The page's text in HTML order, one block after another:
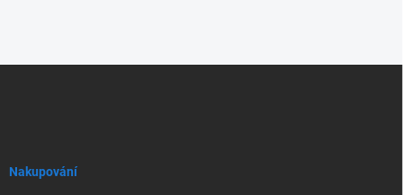
Nakupování